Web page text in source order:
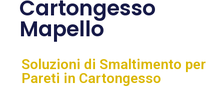
Cartongesso
Mapello
Soluzioni di Smaltimento per
Pareti in Cartongesso